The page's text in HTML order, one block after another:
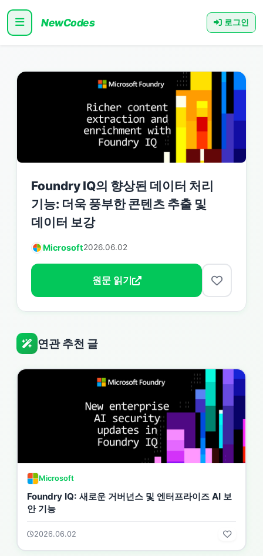
NewCodes 로그인
Foundry IQ의 향상된 데이터 처리
기능: 더욱 풍부한 콘텐츠 추출 및
데이터 보강
Microsoft2026.06.02
원문 읽기
연관 추천 글
Microsoft
Foundry IQ: 새로운 거버넌스 및 엔터프라이즈 AI 보
안 기능
2026.06.02